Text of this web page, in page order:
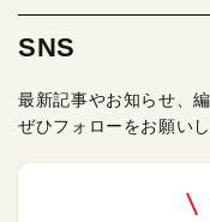
SNS
最新記事やお知らせ、
ぜひフォローをお願いし